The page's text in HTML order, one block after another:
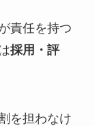
責任を持つ
採用・評
を担わなけ